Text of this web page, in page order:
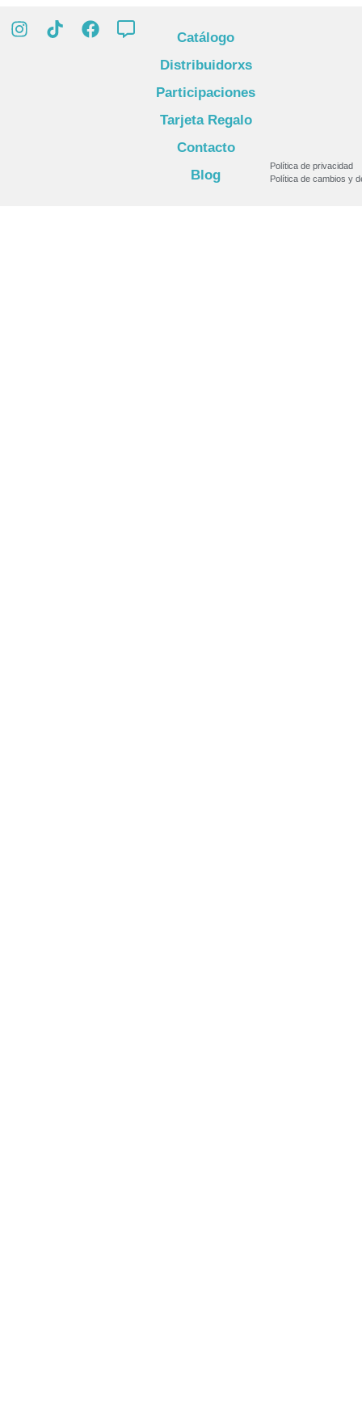
Catálogo
Distribuidorxs
Participaciones
Tarjeta Regalo
Contacto
Blog
Política de privacidad
Política de cambios y